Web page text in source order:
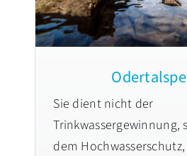
Sie dient nicht der
Trinkwassergewinnung,
dem